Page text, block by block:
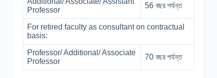
Professor
56 বছর পর্যন্ত
For retired faculty as consultant on contractual
basis:
Professor/ Additional/ Associate
Professor
70 বছর পর্যন্ত